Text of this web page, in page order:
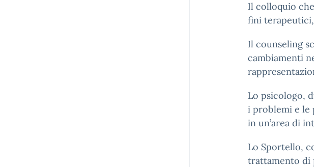
Il colloquio
fini
Il counseling
cambiamenti
Lo psicologo,
i problemi e le
in un’area di
Lo Sportello,
trattamento di